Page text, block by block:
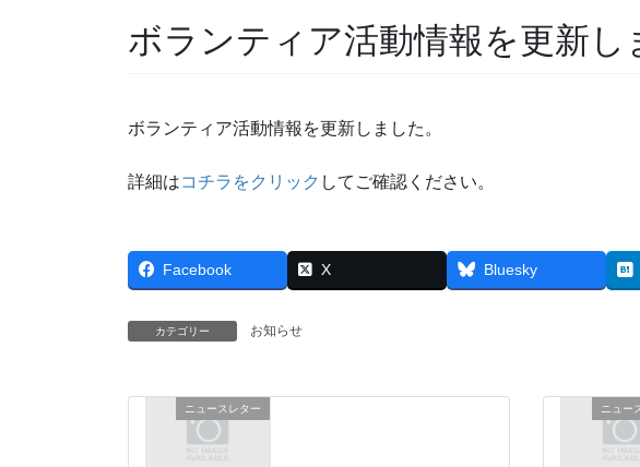
ボランティア活動情報を更新し
ボランティア活動情報を更新しました。
詳細はコチラをクリック してご確認ください。
Facebook X Bluesky
カテゴリー お知らせ
ニュースレター ニュー